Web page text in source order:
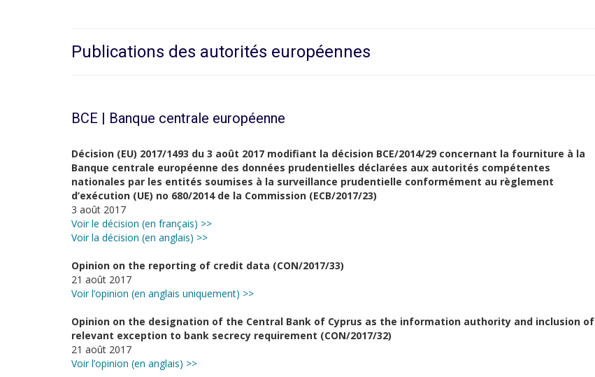
Publications des autorités européennes
BCE | Banque centrale européenne
Décision (EU) 2017/1493 du 3 août 2017 modifiant la décision BCE/2014/29 concernant la fourniture à la
Banque centrale européenne des données prudentielles déclarées aux autorités compétentes
nationales par les entités soumises à la surveillance prudentielle conformément au règlement
d’exécution (UE) no 680/2014 de la Commission (ECB/2017/23)
3 août 2017
Voir le décision (en français) >>
Voir la décision (en anglais) >>
Opinion on the reporting of credit data (CON/2017/33)
21 août 2017
Voir l’opinion (en anglais uniquement) >>
Opinion on the designation of the Central Bank of Cyprus as the information authority and inclusion of
relevant exception to bank secrecy requirement (CON/2017/32)
21 août 2017
Voir l’opinion (en anglais) >>